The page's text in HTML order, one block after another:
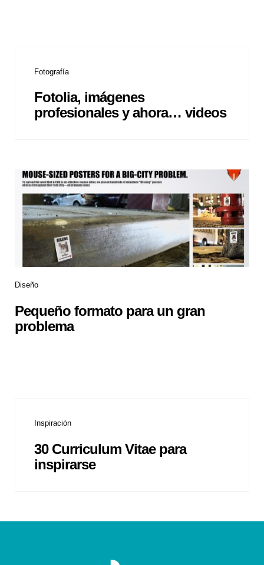
Fotografía
Fotolia, imágenes
profesionales y ahora… videos
Diseño
Pequeño formato para un gran
problema
Inspiración
30 Curriculum Vitae para
inspirarse